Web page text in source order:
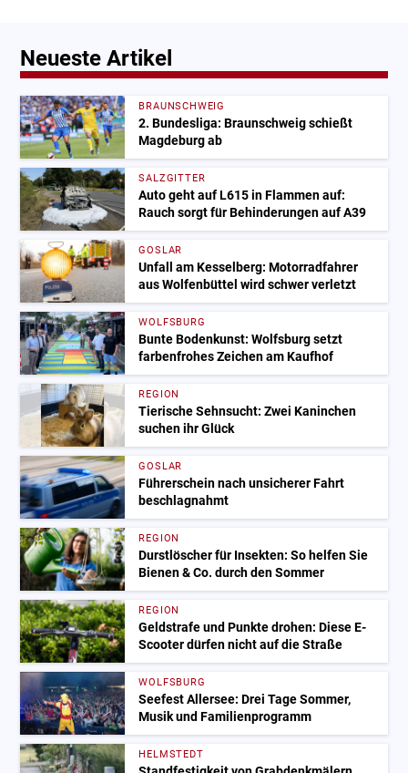
Neueste Artikel
BRAUNSCHWEIG
2. Bundesliga: Braunschweig schießt
Magdeburg ab
SALZGITTER
Auto geht auf L615 in Flammen auf:
Rauch sorgt für Behinderungen auf A39
GOSLAR
Unfall am Kesselberg: Motorradfahrer
aus Wolfenbüttel wird schwer verletzt
WOLFSBURG
Bunte Bodenkunst: Wolfsburg setzt
farbenfrohes Zeichen am Kaufhof
REGION
Tierische Sehnsucht: Zwei Kaninchen
suchen ihr Glück
GOSLAR
Führerschein nach unsicherer Fahrt
beschlagnahmt
REGION
Durstlöscher für Insekten: So helfen Sie
Bienen & Co. durch den Sommer
REGION
Geldstrafe und Punkte drohen: Diese E-
Scooter dürfen nicht auf die Straße
WOLFSBURG
Seefest Allersee: Drei Tage Sommer,
Musik und Familienprogramm
HELMSTEDT